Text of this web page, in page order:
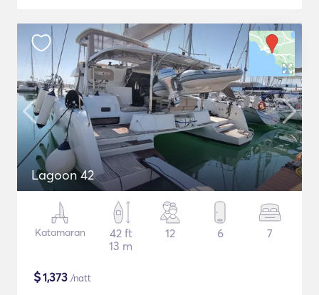
Lagoon 42
Katamaran
42 ft
13 m
12 6 7
$1,373 /natt